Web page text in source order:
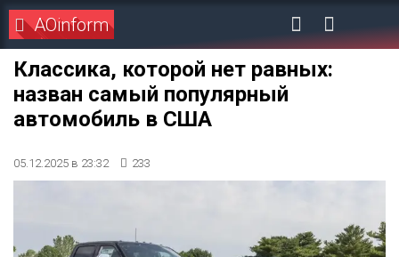
AOinform
Классика, которой нет равных:
назван самый популярный
автомобиль в США
05.12.2025 в 23:32 233